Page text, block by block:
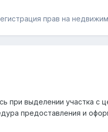
прав на
при выделении участка
предоставления и